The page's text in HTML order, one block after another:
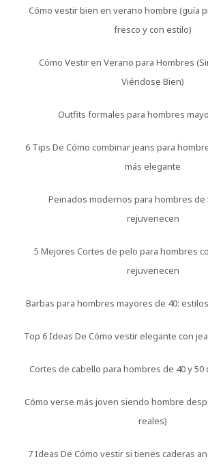
Cómo vestir bien en verano hombre (guía
fresco y con estilo)
Cómo Vestir en Verano para Hombres
Viéndose Bien)
Outfits formales para hombres
6 Tips De Cómo combinar jeans para
más elegante
Peinados modernos para hombres de
rejuvenecen
5 Mejores Cortes de pelo para hombres
rejuvenecen
Barbas para hombres mayores de 40:
Top 6 Ideas De Cómo vestir elegante con
Cortes de cabello para hombres de 40 y
Cómo verse más joven siendo hombre
reales)
7 Ideas De Cómo vestir si tienes caderas